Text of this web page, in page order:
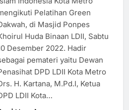
Pelatihan Green
di Masjid Ponpes
Huda Binaan LDII, Sabtu
Desember 2022. Hadir
pemateri yaitu Dewan
DPD LDII Kota Metro
H. Kartana, M.Pd.I, Ketua
LDII Kota…